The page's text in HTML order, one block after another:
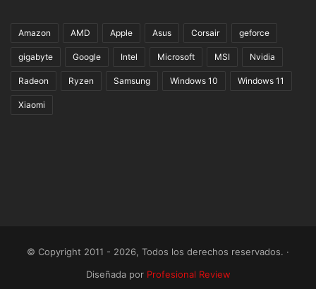
Amazon AMD Apple Asus Corsair geforce
gigabyte Google Intel Microsoft MSI Nvidia
Radeon Ryzen Samsung Windows 10 Windows 11
Xiaomi
© Copyright 2011 - 2026, Todos los derechos reservados. ·
Diseñada por Profesional Review